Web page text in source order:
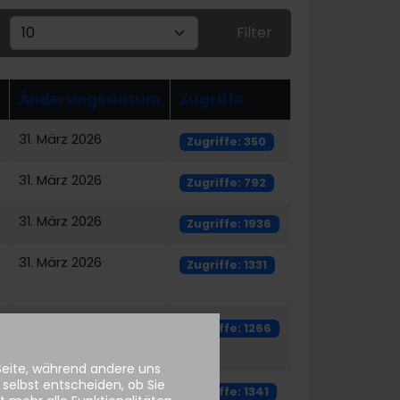
Anzeige # Filter
Änderungsdatum
Zugriffe
31. März 2026 Zugriffe: 350
31. März 2026 Zugriffe: 792
31. März 2026 Zugriffe: 1936
31. März 2026 Zugriffe: 1331
Zugriffe: 1266
31. März 2026 Zugriffe: 1341
während andere uns
entscheiden, ob Sie